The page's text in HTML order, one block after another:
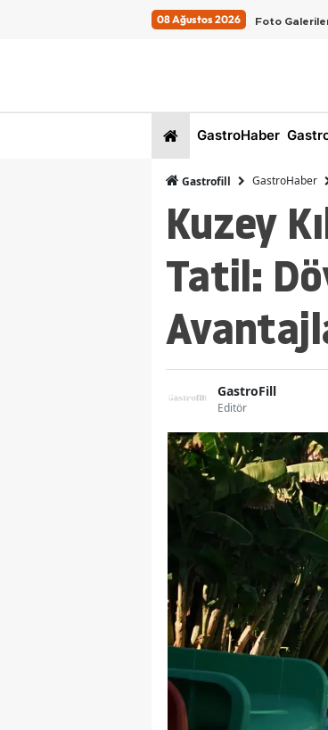
08 Ağustos 2026 Foto
GastroHaber
Gastrofill GastroHaber
Kuzey
Tatil:
GastroFill
Editör